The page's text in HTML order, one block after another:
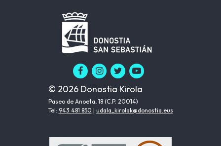
© 2026 Donostia Kirola
Paseo de Anoeta, 18 (C.P. 20014)
Tel: 943 481 850 | udala_kirolak@donostia.eus